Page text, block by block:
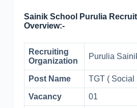
Sainik School Purulia
Overview:-
Recruiting
Organization
Purulia
Post Name TGT ( Social
Vacancy 01